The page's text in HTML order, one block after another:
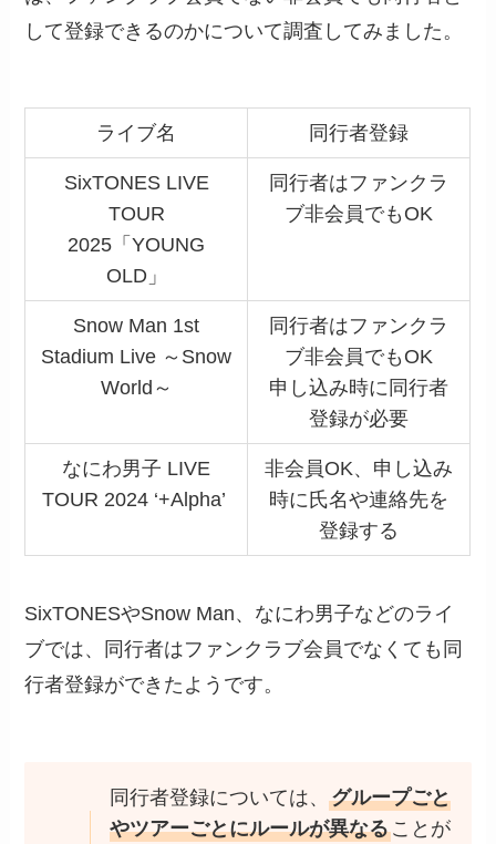
して登録できるのかについて調査してみました。
ライブ名 同行者登録
SixTONES LIVE
TOUR
2025「YOUNG
OLD」
同行者はファンクラ
ブ非会員でもOK
Snow Man 1st
Stadium Live ～Snow
World～
同行者はファンクラ
ブ非会員でもOK
申し込み時に同行者
登録が必要
なにわ男子 LIVE
TOUR 2024 ‘+Alpha’
非会員OK、申し込み
時に氏名や連絡先を
登録する
SixTONESやSnow Man、なにわ男子などのライ
ブでは、同行者はファンクラブ会員でなくても同
行者登録ができたようです。
同行者登録については、 グループごと
やツアーごとにルールが異なることが